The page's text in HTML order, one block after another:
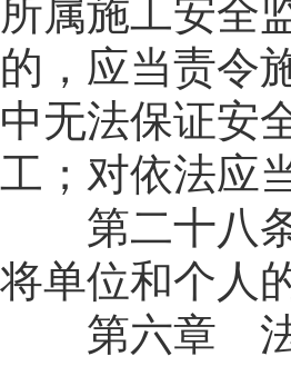
的，应当责令
中无法保证安
工；对依法应
第二十八条
将单位和个人
第六章 法